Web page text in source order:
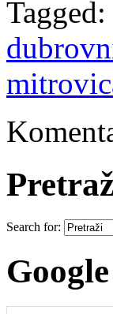
Tagged:
Search for: